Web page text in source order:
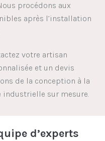
procédons aux
après l’installation
votre artisan
et un devis
de la conception à la
sur mesure.
d’experts